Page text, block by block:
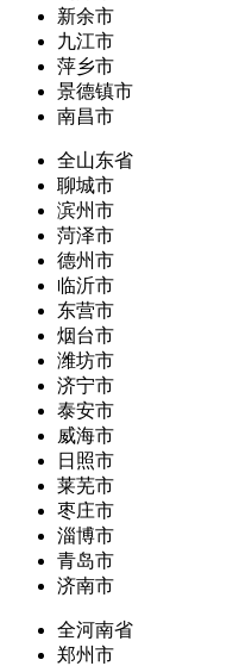
新余市
九江市
萍乡市
景德镇市
南昌市
全山东省
聊城市
滨州市
菏泽市
德州市
临沂市
东营市
烟台市
潍坊市
济宁市
泰安市
威海市
日照市
莱芜市
枣庄市
淄博市
青岛市
济南市
全河南省
郑州市